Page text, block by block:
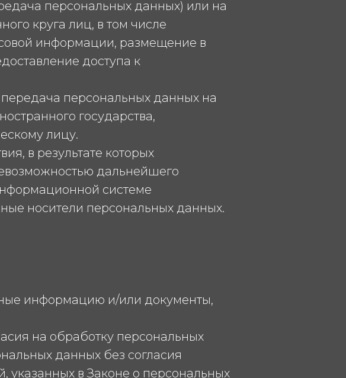
персональных данных) или на
круга лиц, в том числе
информации, размещение в
доступа к
персональных данных на
государства,
лицу.
в результате которых
дальнейшего
системе
носители персональных данных.
информацию и/или документы,
на обработку персональных
данных без согласия
указанных в Законе о персональных